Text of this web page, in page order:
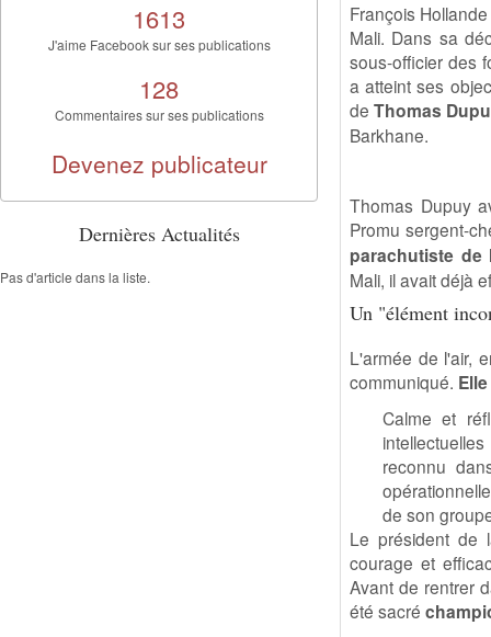
François
Mali. Dans sa
sous-officier des
a atteint ses
deThomas
Barkhane.
Thomas Dupuy
Promu sergent-
parachutiste de
Mali, il avait déjà
Un "élément
L'armée de l'air,
communiqué.
Calme et
reconnu
de son
Le président de
courage et
Avant de rentrer
été sacré
1613
J'aime Facebook sur ses publications
128
Commentaires sur ses publications
Devenez publicateur
Dernières Actualités
Pas d'article dans la liste.